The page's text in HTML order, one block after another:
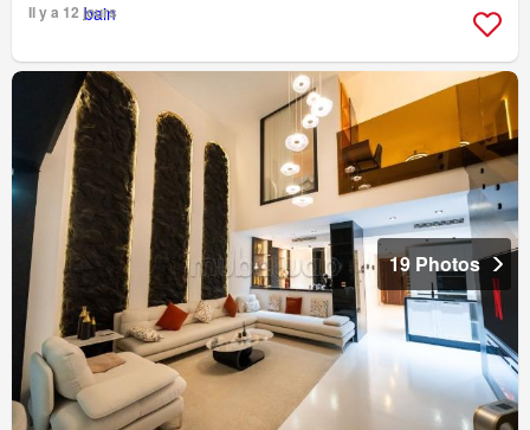
Il y a 12 jours
19 Photos